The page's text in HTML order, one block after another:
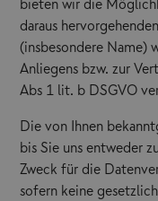
daraus
(insbesondere Name)
Anliegens bzw. zur
Abs 1 lit. b DSGVO
Die von Ihnen
bis Sie uns entweder
Zweck für die
sofern keine